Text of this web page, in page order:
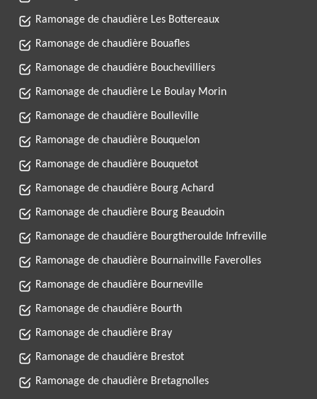
Ramonage de chaudière Les Bottereaux
Ramonage de chaudière Bouafles
Ramonage de chaudière Bouchevilliers
Ramonage de chaudière Le Boulay Morin
Ramonage de chaudière Boulleville
Ramonage de chaudière Bouquelon
Ramonage de chaudière Bouquetot
Ramonage de chaudière Bourg Achard
Ramonage de chaudière Bourg Beaudoin
Ramonage de chaudière Bourgtheroulde Infreville
Ramonage de chaudière Bournainville Faverolles
Ramonage de chaudière Bourneville
Ramonage de chaudière Bourth
Ramonage de chaudière Bray
Ramonage de chaudière Brestot
Ramonage de chaudière Bretagnolles